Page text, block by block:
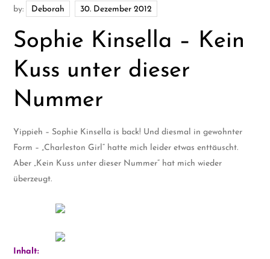
by: Deborah
Sophie Kinsella – Kein
Kuss unter dieser
Nummer
Yippieh – Sophie Kinsella is back! Und diesmal in gewohnter
Form – „Charleston Girl“ hatte mich leider etwas enttäuscht.
Aber „Kein Kuss unter dieser Nummer“ hat mich wieder
überzeugt.
Inhalt: